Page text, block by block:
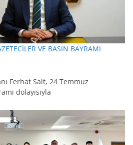
VE BASIN BAYRAMI
Ferhat Salt, 24 Temmuz
dolayısıyla